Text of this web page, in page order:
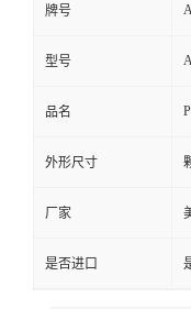
牌号
型号
品名
外形尺寸
厂家
是否进口